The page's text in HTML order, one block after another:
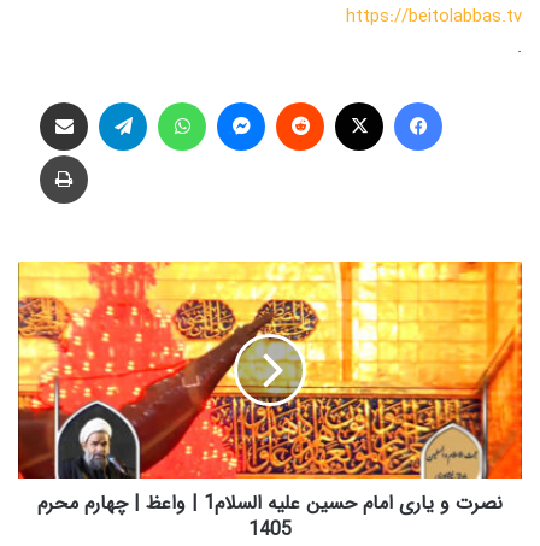
https://beitolabbas.tv
.
فیس بوک
‫رددیت
ن
ص
ر
ت
و
ی
ا
ر
ی
نصرت و یاری امام حسین علیه السلام1 | واعظ | چهارم محرم
1405